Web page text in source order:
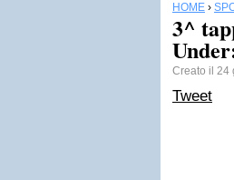
HOME ›
3^
Creato il 24
Tweet